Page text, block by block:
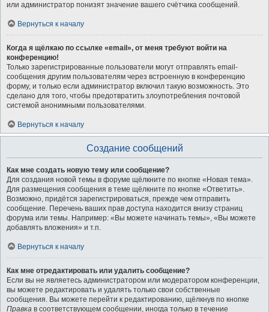
или администратор понизят значение вашего счётчика сообщений.
Вернуться к началу
Когда я щёлкаю по ссылке «email», от меня требуют войти на
конференцию!
Только зарегистрированные пользователи могут отправлять email-
сообщения другим пользователям через встроенную в конференцию
форму, и только если администратор включил такую возможность. Это
сделано для того, чтобы предотвратить злоупотребления почтовой
системой анонимными пользователями.
Вернуться к началу
Создание сообщений
Как мне создать новую тему или сообщение?
Для создания новой темы в форуме щёлкните по кнопке «Новая тема».
Для размещения сообщения в теме щёлкните по кнопке «Ответить».
Возможно, придётся зарегистрироваться, прежде чем отправить
сообщение. Перечень ваших прав доступа находится внизу страниц
форума или темы. Например: «Вы можете начинать темы», «Вы можете
добавлять вложения» и т.п.
Вернуться к началу
Как мне отредактировать или удалить сообщение?
Если вы не являетесь администратором или модератором конференции,
вы можете редактировать и удалять только свои собственные
сообщения. Вы можете перейти к редактированию, щёлкнув по кнопке
Правка в соответствующем сообщении, иногда только в течение